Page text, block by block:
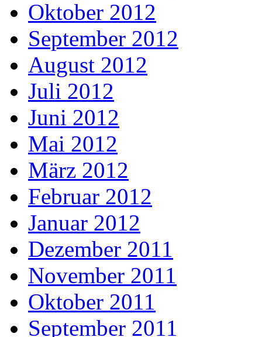
Oktober 2012
September 2012
August 2012
Juli 2012
Juni 2012
Mai 2012
März 2012
Februar 2012
Januar 2012
Dezember 2011
November 2011
Oktober 2011
September 2011